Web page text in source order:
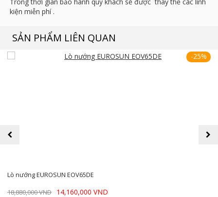
kiện miễn phí .
SẢN PHẨM LIÊN QUAN
-25%
Lò nướng EUROSUN EOV65DE
18,880,000 VND
14,160,000 VND
prev next